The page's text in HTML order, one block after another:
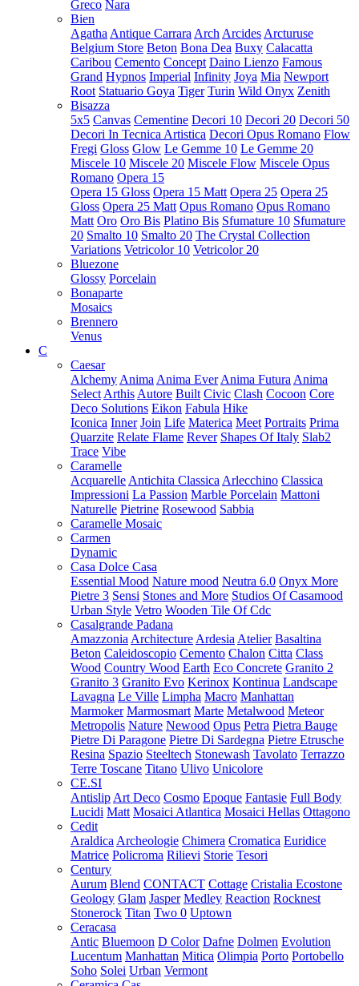
Greco Nara
Bien
Agatha Antique Carrara Arch Arcides Arcturuse
Belgium Store Beton Bona Dea Buxy Calacatta
Caribou Cemento Concept Daino Lienzo Famous
Grand Hypnos Imperial Infinity Joya Mia Newport
Root Statuario Goya Tiger Turin Wild Onyx Zenith
Bisazza
5x5 Canvas Cementine Decori 10 Decori 20 Decori 50
Decori In Tecnica Artistica Decori Opus Romano Flow
Fregi Gloss Glow Le Gemme 10 Le Gemme 20
Miscele 10 Miscele 20 Miscele Flow Miscele Opus
Romano Opera 15
Opera 15 Gloss Opera 15 Matt Opera 25 Opera 25
Gloss Opera 25 Matt Opus Romano Opus Romano
Matt Oro Oro Bis Platino Bis Sfumature 10 Sfumature
20 Smalto 10 Smalto 20 The Crystal Collection
Variations Vetricolor 10 Vetricolor 20
Bluezone
Glossy Porcelain
Bonaparte
Mosaics
Brennero
Venus
C
Caesar
Alchemy Anima Anima Ever Anima Futura Anima
Select Arthis Autore Built Civic Clash Cocoon Core
Deco Solutions Eikon Fabula Hike
Iconica Inner Join Life Materica Meet Portraits Prima
Quarzite Relate Flame Rever Shapes Of Italy Slab2
Trace Vibe
Caramelle
Acquarelle Antichita Classica Arlecchino Classica
Impressioni La Passion Marble Porcelain Mattoni
Naturelle Pietrine Rosewood Sabbia
Caramelle Mosaic
Carmen
Dynamic
Casa Dolce Casa
Essential Mood Nature mood Neutra 6.0 Onyx More
Pietre 3 Sensi Stones and More Studios Of Casamood
Urban Style Vetro Wooden Tile Of Cdc
Casalgrande Padana
Amazzonia Architecture Ardesia Atelier Basaltina
Beton Caleidoscopio Cemento Chalon Citta Class
Wood Country Wood Earth Eco Concrete Granito 2
Granito 3 Granito Evo Kerinox Kontinua Landscape
Lavagna Le Ville Limpha Macro Manhattan
Marmoker Marmosmart Marte Metalwood Meteor
Metropolis Nature Newood Opus Petra Pietra Bauge
Pietre Di Paragone Pietre Di Sardegna Pietre Etrusche
Resina Spazio Steeltech Stonewash Tavolato Terrazzo
Terre Toscane Titano Ulivo Unicolore
CE.SI
Antislip Art Deco Cosmo Epoque Fantasie Full Body
Lucidi Matt Mosaici Atlantica Mosaici Hellas Ottagono
Cedit
Araldica Archeologie Chimera Cromatica Euridice
Matrice Policroma Rilievi Storie Tesori
Century
Aurum Blend CONTACT Cottage Cristalia Ecostone
Geology Glam Jasper Medley Reaction Rocknest
Stonerock Titan Two 0 Uptown
Ceracasa
Antic Bluemoon D Color Dafne Dolmen Evolution
Lucentum Manhattan Mitica Olimpia Porto Portobello
Soho Solei Urban Vermont